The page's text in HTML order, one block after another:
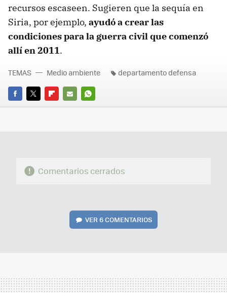
recursos escaseen. Sugieren que la sequía en
Siria, por ejemplo, ayudó a crear las
condiciones para la guerra civil que comenzó
allí en 2011.
FACEBOOK
TWITTERFLIPBOARD
E-
WHATSAPP
TEMAS Medio ambiente departamento defensa
Comentarios cerrados
VER 6 COMENTARIOS